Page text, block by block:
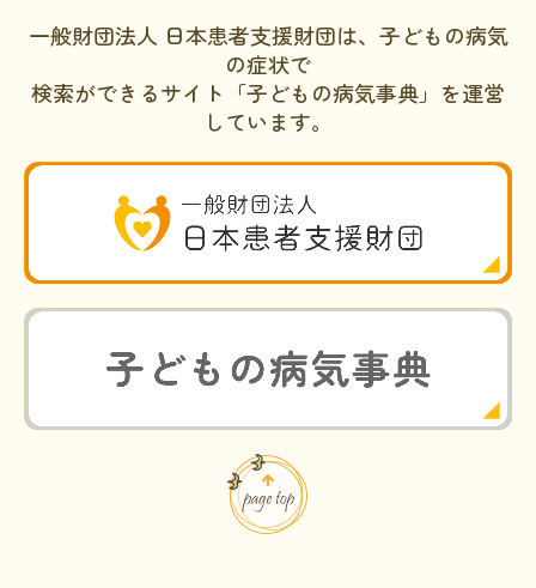
一般財団法人 日本患者支援財団は、子どもの病気
の症状で
検索ができるサイト「子どもの病気事典」を運営
しています。